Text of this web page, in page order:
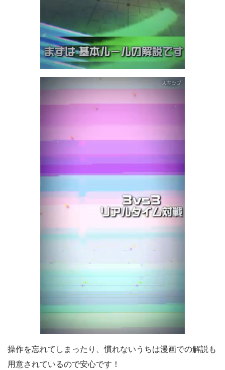
操作を忘れてしまったり、慣れないうちは漫画での解説も
用意されているので安心です！